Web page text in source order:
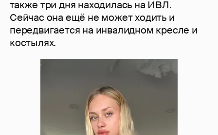
также три дня находилась на ИВЛ.
Сейчас она ещё не может ходить и
передвигается на инвалидном кресле и
костылях.